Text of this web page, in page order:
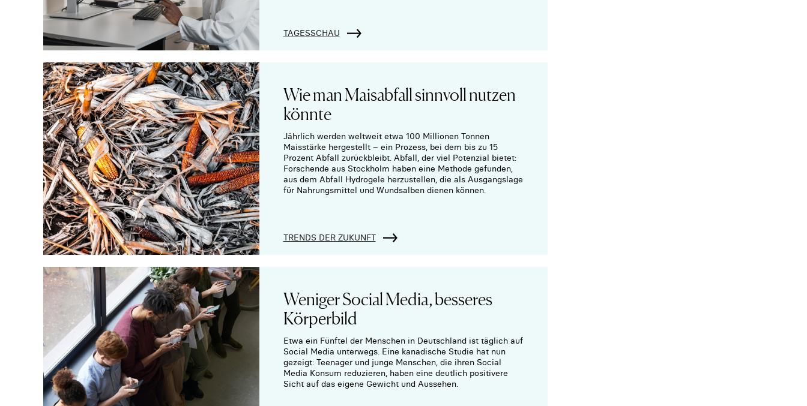
TAGESSCHAU
Wie man Maisabfall sinnvoll nutzen
könnte
Jährlich werden weltweit etwa 100 Millionen Tonnen
Maisstärke hergestellt – ein Prozess, bei dem bis zu 15
Prozent Abfall zurückbleibt. Abfall, der viel Potenzial bietet:
Forschende aus Stockholm haben eine Methode gefunden,
aus dem Abfall Hydrogele herzustellen, die als Ausgangslage
für Nahrungsmittel und Wundsalben dienen können.
TRENDS DER ZUKUNFT
Weniger Social Media, besseres
Körperbild
Etwa ein Fünftel der Menschen in Deutschland ist täglich auf
Social Media unterwegs. Eine kanadische Studie hat nun
gezeigt: Teenager und junge Menschen, die ihren Social
Media Konsum reduzieren, haben eine deutlich positivere
Sicht auf das eigene Gewicht und Aussehen.